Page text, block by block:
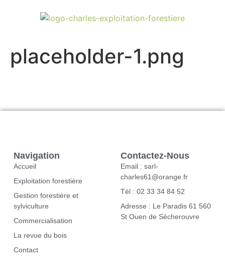
placeholder-1.png
Navigation
Accueil
Exploitation forestière
Gestion forestière et
sylviculture
Commercialisation
La revue du bois
Contact
Contactez-Nous
Email : sarl-
charles61@orange.fr
Tél : 02 33 34 84 52
Adresse : Le Paradis 61 560
St Ouen de Sécherouvre